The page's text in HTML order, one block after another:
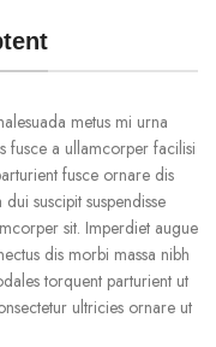
metus mi urna
fusce a ullamcorper facilisi
fusce ornare dis
suscipit suspendisse
sit. Imperdiet augue
dis morbi massa nibh
torquent parturient ut
ultricies ornare ut